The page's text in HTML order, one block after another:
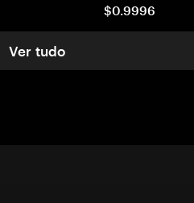
$0.9996
Ver tudo